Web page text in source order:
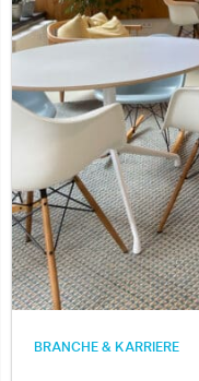
BRANCHE & KARRIERE